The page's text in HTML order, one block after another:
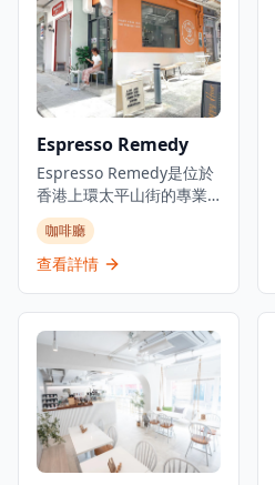
啡和輕食。Winston's
Coffee 提供各種每週特色
活動，包括歡樂時光優
惠、主題夜晚和特價飲
品，成為當地人和遊客尋
找優質咖啡和休閒用餐的
熱門目的地。咖啡店使用
優質的澳洲咖啡豆，由專
業咖啡師精心沖泡，無論
是濃縮咖啡、拿鐵還是手
沖咖啡，都能滿足咖啡愛
好者的需求。晚上的雞尾
酒吧氛圍輕鬆愉快，提供
場所。店內的輕食選擇豐
富，從新鮮出爐的麵包到
健康沙拉，應有盡有。
Winston's Coffee不僅是
一個咖啡店，更是堅尼地
城社區的重要聚會場所，
為當地居民和遊客提供溫
Espresso Remedy
Espresso Remedy是位於
香港上環太平山街的專業
咖啡店，是體驗精品咖啡
文化的理想去處。這家咖
啡店提供單一產地意式濃
經過精心沖泡，展現咖啡
的獨特風味。以優質咖啡
和社區建設而聞名，
Espresso Remedy已成為
充滿活力的咖啡文化的一
部分，將太平山街轉變為
香港最成功的士紳化地區
咖啡廳
查看詳情